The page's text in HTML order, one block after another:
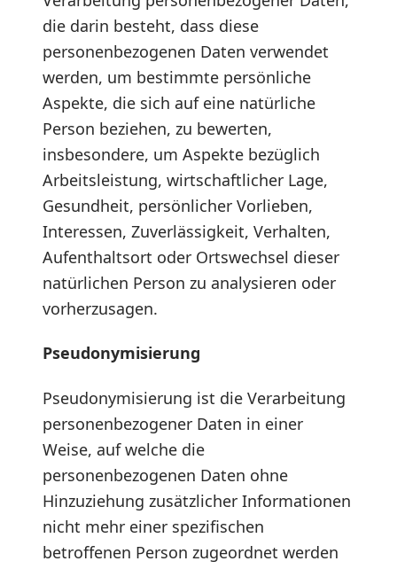
die darin besteht, dass diese
personenbezogenen Daten verwendet
werden, um bestimmte persönliche
Aspekte, die sich auf eine natürliche
Person beziehen, zu bewerten,
insbesondere, um Aspekte bezüglich
Arbeitsleistung, wirtschaftlicher Lage,
Gesundheit, persönlicher Vorlieben,
Interessen, Zuverlässigkeit, Verhalten,
Aufenthaltsort oder Ortswechsel dieser
natürlichen Person zu analysieren oder
vorherzusagen.
Pseudonymisierung
Pseudonymisierung ist die Verarbeitung
personenbezogener Daten in einer
Weise, auf welche die
personenbezogenen Daten ohne
Hinzuziehung zusätzlicher Informationen
nicht mehr einer spezifischen
betroffenen Person zugeordnet werden